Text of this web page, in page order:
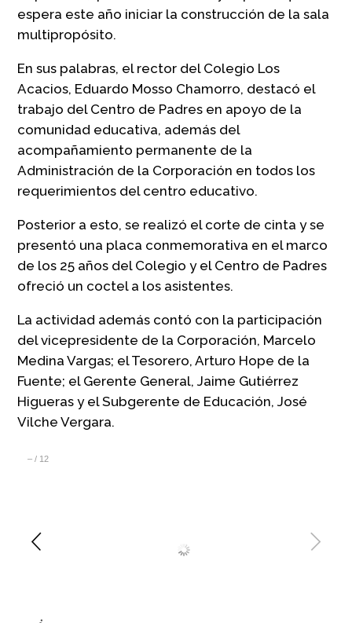
espera este año iniciar la construcción de la sala
multipropósito.
En sus palabras, el rector del Colegio Los
Acacios, Eduardo Mosso Chamorro, destacó el
trabajo del Centro de Padres en apoyo de la
comunidad educativa, además del
acompañamiento permanente de la
Administración de la Corporación en todos los
requerimientos del centro educativo.
Posterior a esto, se realizó el corte de cinta y se
presentó una placa conmemorativa en el marco
de los 25 años del Colegio y el Centro de Padres
ofreció un coctel a los asistentes.
La actividad además contó con la participación
del vicepresidente de la Corporación, Marcelo
Medina Vargas; el Tesorero, Arturo Hope de la
Fuente; el Gerente General, Jaime Gutiérrez
Higueras y el Subgerente de Educación, José
Vilche Vergara.
– / 12